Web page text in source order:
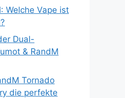
Welche Vape ist
Dual-
& RandM
Tornado
die perfekte